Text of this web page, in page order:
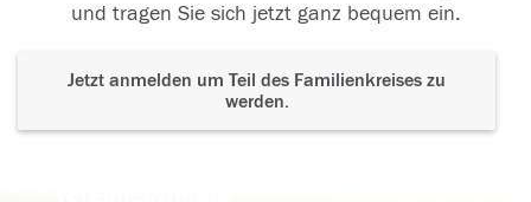
und tragen Sie sich jetzt ganz bequem ein.
Jetzt anmelden um Teil des Familienkreises zu
werden.